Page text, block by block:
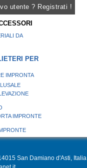
utente ? Registrati !
DA
PER
IMPRONTA
IMPRONTE
San Damiano d'Asti, Italia